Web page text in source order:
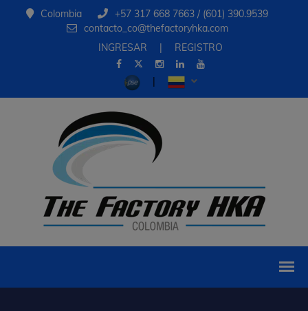
Colombia
+57 317 668 7663 / (601) 390.9539
contacto_co@thefactoryhka.com
INGRESAR
| REGISTRO